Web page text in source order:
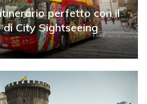
perfetto con il
City Sightseeing